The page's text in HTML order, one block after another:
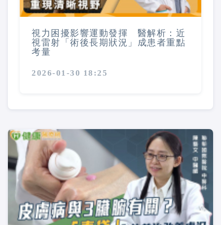
視力困擾影響運動發揮 醫解析：近
視雷射「術後長期狀況」成患者重點
考量
2026-01-30 18:25